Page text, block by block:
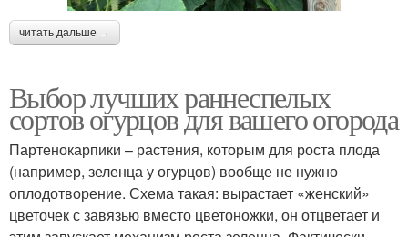
читать дальше →
Выбор лучших раннеспелых
сортов огурцов для вашего огорода
Партенокарпики – растения, которым для роста плода
(например, зеленца у огурцов) вообще не нужно
оплодотворение. Схема такая: вырастает «женский»
цветочек с завязью вместо цветоножки, он отцветает и